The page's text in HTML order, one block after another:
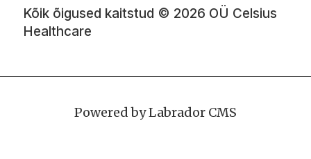
Kõik õigused kaitstud © 2026 OÜ Celsius
Healthcare
Powered by Labrador CMS